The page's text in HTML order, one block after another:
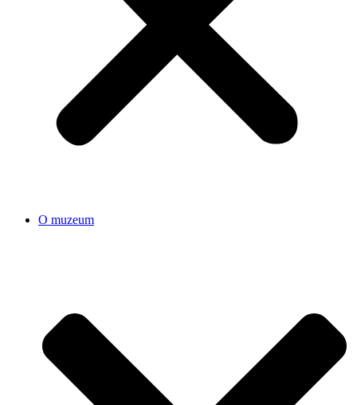
O muzeum